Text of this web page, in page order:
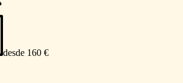
desde 160 €